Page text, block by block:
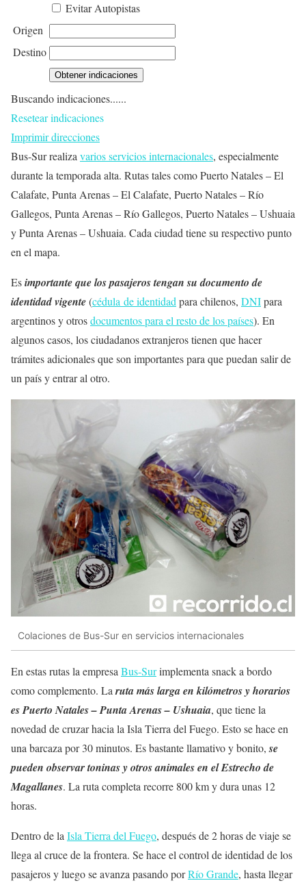
Evitar Autopistas
Origen
Destino
Buscando indicaciones......
Resetear indicaciones
Imprimir direcciones
Bus-Sur realizavarios servicios internacionales, especialmente
durante la temporada alta. Rutas tales como Puerto Natales – El
Calafate, Punta Arenas – El Calafate, Puerto Natales – Río
Gallegos, Punta Arenas – Río Gallegos, Puerto Natales – Ushuaia
y Punta Arenas – Ushuaia. Cada ciudad tiene su respectivo punto
en el mapa.
Esimportante que los pasajeros tengan su documento de
identidad vigente(cédula de identidadpara chilenos, DNIpara
argentinos y otrosdocumentos para el resto de los países). En
algunos casos, los ciudadanos extranjeros tienen que hacer
trámites adicionales que son importantes para que puedan salir de
un país y entrar al otro.
Colaciones de Bus-Sur en servicios internacionales
En estas rutas la empresa Bus-Surimplementa snack a bordo
como complemento. La ruta más larga en kilómetros y horarios
es Puerto Natales – Punta Arenas – Ushuaia, que tiene la
novedad de cruzar hacia la Isla Tierra del Fuego. Esto se hace en
una barcaza por 30 minutos. Es bastante llamativo y bonito,se
pueden observar toninas y otros animales en el Estrecho de
Magallanes. La ruta completa recorre 800 km y dura unas 12
horas.
Dentro de la Isla Tierra del Fuego, después de 2 horas de viaje se
llega al cruce de la frontera. Se hace el control de identidad de los
pasajeros y luego se avanza pasando porRío Grande, hasta llegar